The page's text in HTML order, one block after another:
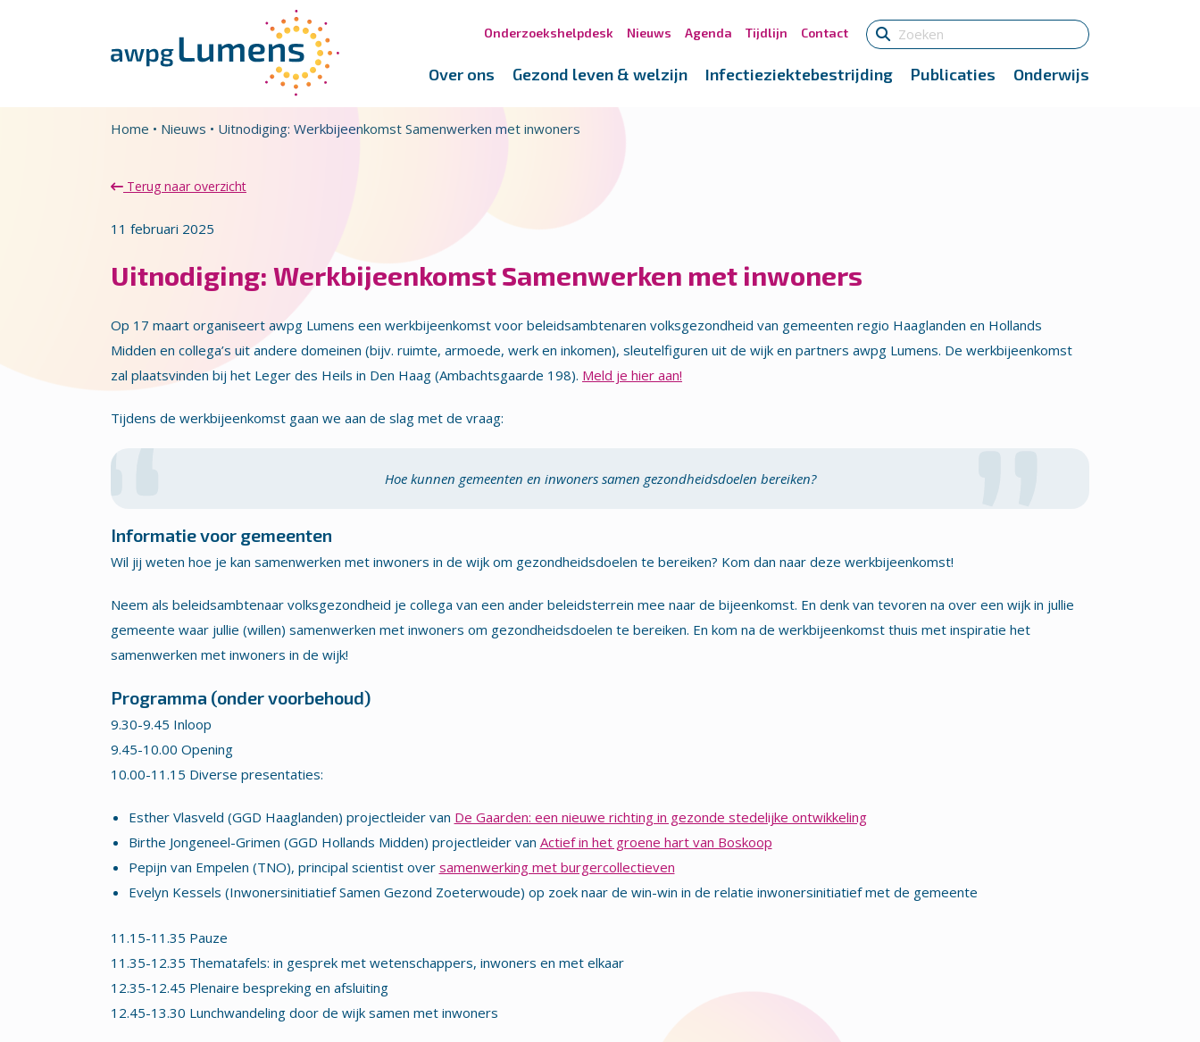
Onderzoekshelpdesk Nieuws Agenda Tijdlijn Contact
Over ons Gezond leven & welzijn Infectieziektebestrijding Publicaties Onderwijs
Home • Nieuws • Uitnodiging: Werkbijeenkomst Samenwerken met inwoners
Terug naar overzicht
11 februari 2025
Uitnodiging: Werkbijeenkomst Samenwerken met inwoners
Op 17 maart organiseert awpg Lumens een werkbijeenkomst voor beleidsambtenaren volksgezondheid van gemeenten regio Haaglanden en Hollands
Midden en collega’s uit andere domeinen (bijv. ruimte, armoede, werk en inkomen), sleutelfiguren uit de wijk en partners awpg Lumens. De werkbijeenkomst
zal plaatsvinden bij het Leger des Heils in Den Haag (Ambachtsgaarde 198). Meld je hier aan!
Tijdens de werkbijeenkomst gaan we aan de slag met de vraag:
Hoe kunnen gemeenten en inwoners samen gezondheidsdoelen bereiken?
Informatie voor gemeenten
Wil jij weten hoe je kan samenwerken met inwoners in de wijk om gezondheidsdoelen te bereiken? Kom dan naar deze werkbijeenkomst!
Neem als beleidsambtenaar volksgezondheid je collega van een ander beleidsterrein mee naar de bijeenkomst. En denk van tevoren na over een wijk in jullie
gemeente waar jullie (willen) samenwerken met inwoners om gezondheidsdoelen te bereiken. En kom na de werkbijeenkomst thuis met inspiratie het
samenwerken met inwoners in de wijk!
Programma (onder voorbehoud)
9.30-9.45 Inloop
9.45-10.00 Opening
10.00-11.15 Diverse presentaties:
Esther Vlasveld (GGD Haaglanden) projectleider van De Gaarden: een nieuwe richting in gezonde stedelijke ontwikkeling
Birthe Jongeneel-Grimen (GGD Hollands Midden) projectleider van Actief in het groene hart van Boskoop
Pepijn van Empelen (TNO), principal scientist over samenwerking met burgercollectieven
Evelyn Kessels (Inwonersinitiatief Samen Gezond Zoeterwoude) op zoek naar de win-win in de relatie inwonersinitiatief met de gemeente
11.15-11.35 Pauze
11.35-12.35 Thematafels: in gesprek met wetenschappers, inwoners en met elkaar
12.35-12.45 Plenaire bespreking en afsluiting
12.45-13.30 Lunchwandeling door de wijk samen met inwoners